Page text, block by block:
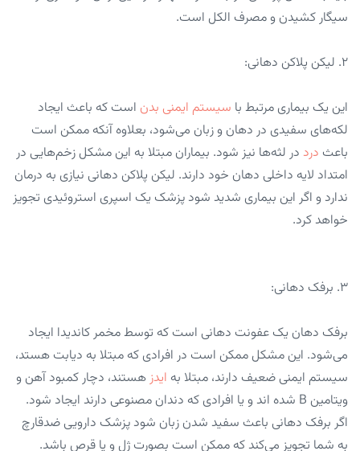
سیگار کشیدن و مصرف الکل است.
۲. لیکن پلاکن دهانی:
این یک بیماری مرتبط با سیستم ایمنی بدن است که باعث ایجاد
لکه‌های سفیدی در دهان و زبان می‌شود، بعلاوه آنکه ممکن است
باعث درد در لثه‌ها نیز شود. بیماران مبتلا به این مشکل زخم‌هایی در
امتداد لایه داخلی دهان خود دارند. لیکن پلاکن دهانی نیازی به درمان
ندارد و اگر این بیماری شدید شود پزشک یک اسپری استروئیدی تجویز
خواهد کرد.
۳. برفک دهانی:
برفک دهان یک عفونت دهانی است که توسط مخمر کاندیدا ایجاد
می‌شود. این مشکل ممکن است در افرادی که مبتلا به دیابت هستد،
سیستم ایمنی ضعیف دارند، مبتلا به ایدزهستند، دچار کمبود آهن و
ویتامین B شده اند و یا افرادی که دندان مصنوعی دارند ایجاد شود.
اگر برفک دهانی باعث سفید شدن زبان شود پزشک دارویی ضدقارچ
به شما تجویز می‌کند که ممکن است بصورت ژل و یا قرص باشد.